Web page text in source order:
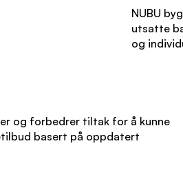
NUBU
utsatte
og
og forbedrer tiltak for å kunne
basert på oppdatert